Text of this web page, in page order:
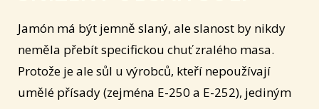
Jamón má být jemně slaný, ale slanost by nikdy
neměla přebít specifickou chuť zralého masa.
Protože je ale sůl u výrobců, kteří nepoužívají
umělé přísady (zejména E-250 a E-252), jediným